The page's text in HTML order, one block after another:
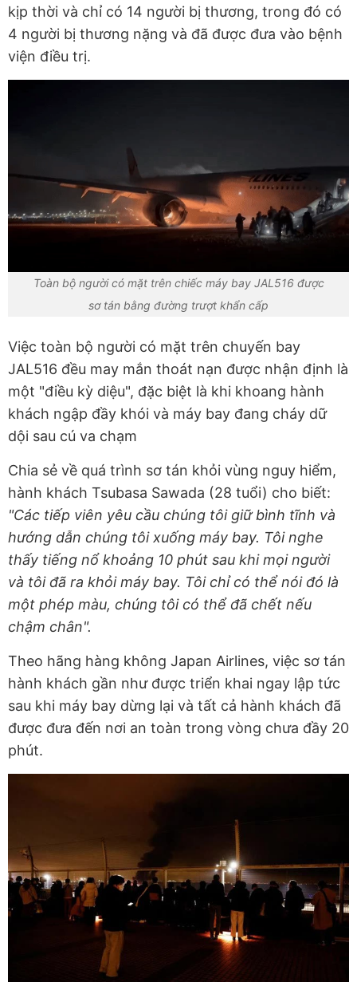
kịp thời và chỉ có 14 người bị thương, trong đó có
4 người bị thương nặng và đã được đưa vào bệnh
viện điều trị.
Toàn bộ người có mặt trên chiếc máy bay JAL516 được
sơ tán bằng đường trượt khẩn cấp
Việc toàn bộ người có mặt trên chuyến bay
JAL516 đều may mắn thoát nạn được nhận định là
một "điều kỳ diệu", đặc biệt là khi khoang hành
khách ngập đầy khói và máy bay đang cháy dữ
dội sau cú va chạm
Chia sẻ về quá trình sơ tán khỏi vùng nguy hiểm,
hành khách Tsubasa Sawada (28 tuổi) cho biết:
"Các tiếp viên yêu cầu chúng tôi giữ bình tĩnh và
hướng dẫn chúng tôi xuống máy bay. Tôi nghe
thấy tiếng nổ khoảng 10 phút sau khi mọi người
và tôi đã ra khỏi máy bay. Tôi chỉ có thể nói đó là
một phép màu, chúng tôi có thể đã chết nếu
chậm chân".
Theo hãng hàng không Japan Airlines, việc sơ tán
hành khách gần như được triển khai ngay lập tức
sau khi máy bay dừng lại và tất cả hành khách đã
được đưa đến nơi an toàn trong vòng chưa đầy 20
phút.